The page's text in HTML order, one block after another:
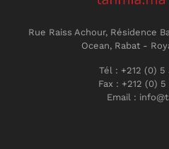
Rue Raiss Achour, Résidence
Ocean, Rabat -
Tél : +212 (0) 5
Fax : +212 (0) 5
Email :